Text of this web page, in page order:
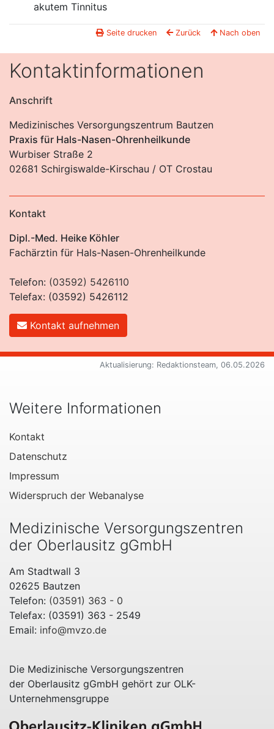
Kontaktinformationen
Anschrift
Medizinisches Versorgungszentrum Bautzen
Praxis für Hals-Nasen-Ohrenheilkunde
Wurbiser Straße 2
02681 Schirgiswalde-Kirschau / OT Crostau
Kontakt
Dipl.-Med. Heike Köhler
Fachärztin für Hals-Nasen-Ohrenheilkunde
Telefon: (03592) 5426110
Telefax: (03592) 5426112
Kontakt aufnehmen
akutem Tinnitus
Nach oben
Zurück
Seite drucken
Aktualisierung: Redaktionsteam, 06.05.2026
Weitere Informationen
Kontakt
Datenschutz
Impressum
Widerspruch der Webanalyse
Medizinische Versorgungszentren
der Oberlausitz gGmbH
Am Stadtwall 3
02625 Bautzen
Telefon: (03591) 363 - 0
Telefax: (03591) 363 - 2549
Email: info@mvzo.de
Die Medizinische Versorgungszentren
der Oberlausitz gGmbH gehört zur OLK-
Unternehmensgruppe